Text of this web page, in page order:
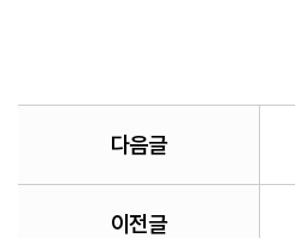
다음글
이전글